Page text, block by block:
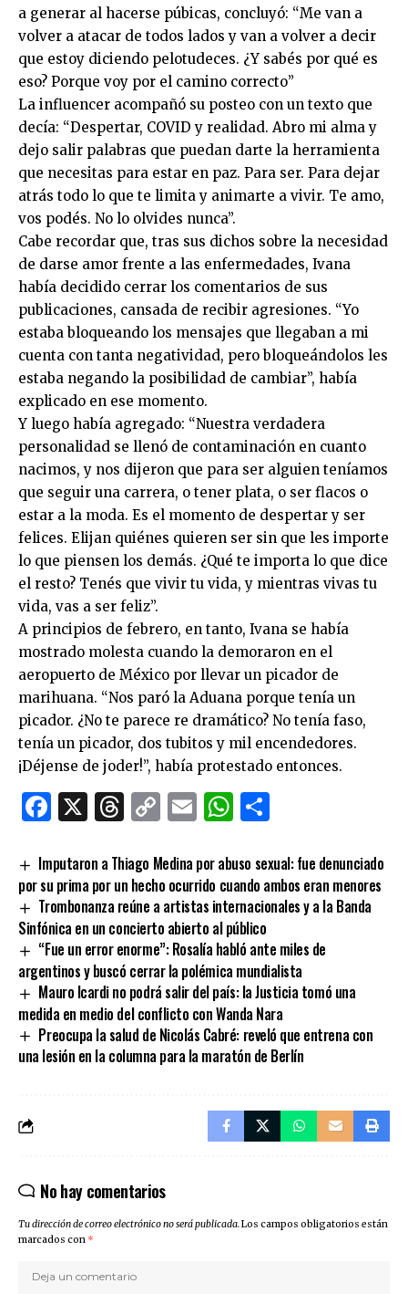
a generar al hacerse púbicas, concluyó: “Me van a
volver a atacar de todos lados y van a volver a decir
que estoy diciendo pelotudeces. ¿Y sabés por qué es
eso? Porque voy por el camino correcto”
La influencer acompañó su posteo con un texto que
decía: “Despertar, COVID y realidad. Abro mi alma y
dejo salir palabras que puedan darte la herramienta
que necesitas para estar en paz. Para ser. Para dejar
atrás todo lo que te limita y animarte a vivir. Te amo,
vos podés. No lo olvides nunca”.
Cabe recordar que, tras sus dichos sobre la necesidad
de darse amor frente a las enfermedades, Ivana
había decidido cerrar los comentarios de sus
publicaciones, cansada de recibir agresiones. “Yo
estaba bloqueando los mensajes que llegaban a mi
cuenta con tanta negatividad, pero bloqueándolos les
estaba negando la posibilidad de cambiar”, había
explicado en ese momento.
Y luego había agregado: “Nuestra verdadera
personalidad se llenó de contaminación en cuanto
nacimos, y nos dijeron que para ser alguien teníamos
que seguir una carrera, o tener plata, o ser flacos o
estar a la moda. Es el momento de despertar y ser
felices. Elijan quiénes quieren ser sin que les importe
lo que piensen los demás. ¿Qué te importa lo que dice
el resto? Tenés que vivir tu vida, y mientras vivas tu
vida, vas a ser feliz”.
A principios de febrero, en tanto, Ivana se había
mostrado molesta cuando la demoraron en el
aeropuerto de México por llevar un picador de
marihuana. “Nos paró la Aduana porque tenía un
picador. ¿No te parece re dramático? No tenía faso,
tenía un picador, dos tubitos y mil encendedores.
¡Déjense de joder!”, había protestado entonces.
Facebook
X Threads
CopyEmailWhatsApp
Imputaron a Thiago Medina por abuso sexual: fue denunciado
por su prima por un hecho ocurrido cuando ambos eran menores
Trombonanza reúne a artistas internacionales y a la Banda
Sinfónica en un concierto abierto al público
“Fue un error enorme”: Rosalía habló ante miles de
argentinos y buscó cerrar la polémica mundialista
Mauro Icardi no podrá salir del país: la Justicia tomó una
medida en medio del conflicto con Wanda Nara
Preocupa la salud de Nicolás Cabré: reveló que entrena con
una lesión en la columna para la maratón de Berlín
No hay comentarios
Tu dirección de correo electrónico no será publicada.Los campos obligatorios están
marcados con *